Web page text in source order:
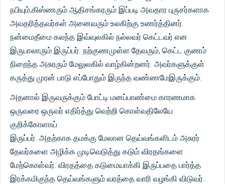
நபியும்,கிஸ்ணரும் ஆதிசங்கரரும் இப்படி அவதார புருசர்களாக
அவதரித்தவர்கள் அனைவரும் உலகிற்கு உணர்த்தினர்.
நன்மைதீமை கலந்த இவ்வுலகில் நல்லவர் கெட்டவர் என
இருபாலாரும் இருப்பர். நற்குணமுள்ள தேவரும், கெட்ட குணம்
நிறைந்த அசுரரும் மேலுலகில் வாழ்கின்றனர். அவர்களுக்குள்
கருத்து முரன் பாடு எப்போதும் இருந்த வண்ணமேஇருக்கும்.
அதனால் இருவருக்கும் போட்டி மனப்பாண்மை காரணமாக
ஒருவரை ஒருவர் எதிர்த்து வெற்றி கொள்வதிலேயே
குறிக்கோளாய்
இருப்பர். அதற்காக தமக்கு மேலான தெய்வங்களிடம் அசுரர்
தேவர்களை அழிக்க முடிவெடுத்து கடும் விரதங்களை
மேற்கொள்வர். விரதத்தை கடுமையாக்கி இருப்பதை பார்த்த
இரக்கமிகுந்த தெய்வங்களும் வரத்தை வாரி வழங்கி விடுவர்.